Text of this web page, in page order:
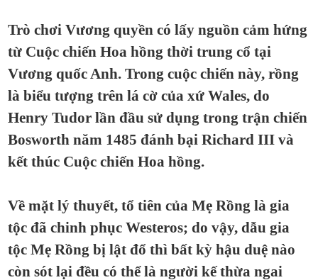
Trò chơi Vương quyền có lấy nguồn cảm hứng
từ Cuộc chiến Hoa hồng thời trung cổ tại
Vương quốc Anh. Trong cuộc chiến này, rồng
là biểu tượng trên lá cờ của xứ Wales, do
Henry Tudor lần đầu sử dụng trong trận chiến
Bosworth năm 1485 đánh bại Richard III và
kết thúc Cuộc chiến Hoa hồng.
Về mặt lý thuyết, tổ tiên của Mẹ Rồng là gia
tộc đã chinh phục Westeros; do vậy, dẫu gia
tộc Mẹ Rồng bị lật đổ thì bất kỳ hậu duệ nào
còn sót lại đều có thể là người kế thừa ngai